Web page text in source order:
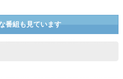
番組も見ています